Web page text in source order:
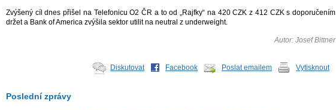
Zvýšený cíl dnes přišel na Telefonicu O2 ČR a to od „Rajfky“ na 420 CZK z 412 CZK s doporučením
držet a Bank of America zvýšila sektor utilit na neutral z underweight.
Autor: Josef Bittner
Diskutovat Facebook Poslat emailem Vytisknout
Poslední zprávy